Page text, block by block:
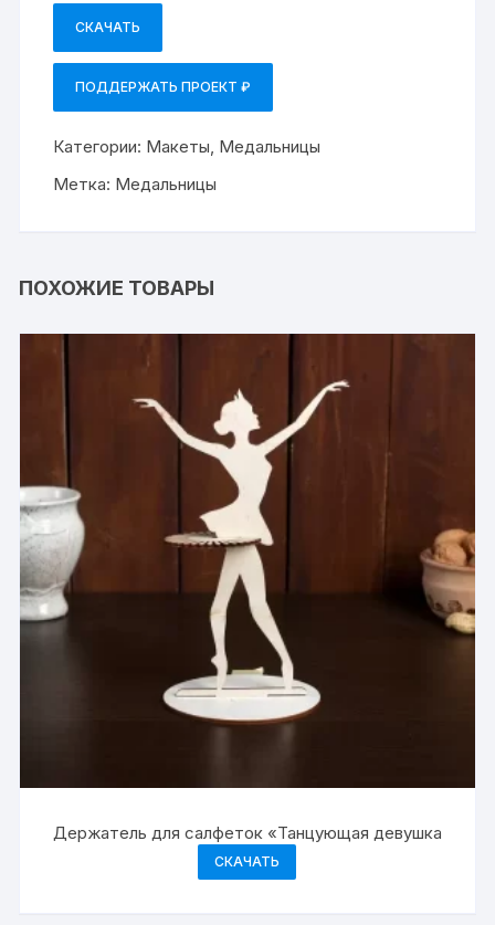
СКАЧАТЬ
ПОДДЕРЖАТЬ ПРОЕКТ ₽
Категории: Макеты Медальницы
Метка: Медальницы
ПОХОЖИЕ ТОВАРЫ
Держатель для салфеток «Танцующая девушка
СКАЧАТЬ